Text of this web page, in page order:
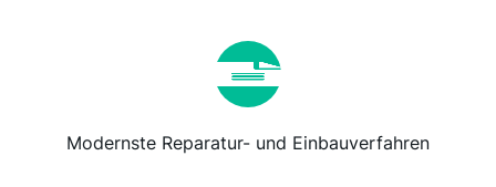
Modernste Reparatur- und Einbauverfahren